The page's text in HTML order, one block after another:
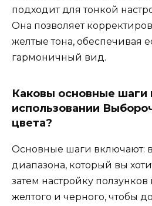
подходит для тонкой
Она позволяет
желтые тона, обеспечивая
гармоничный вид.
Каковы основные шаги
использовании
цвета?
Основные шаги включают:
диапазона, который вы
затем настройку
желтого и черного, чтобы